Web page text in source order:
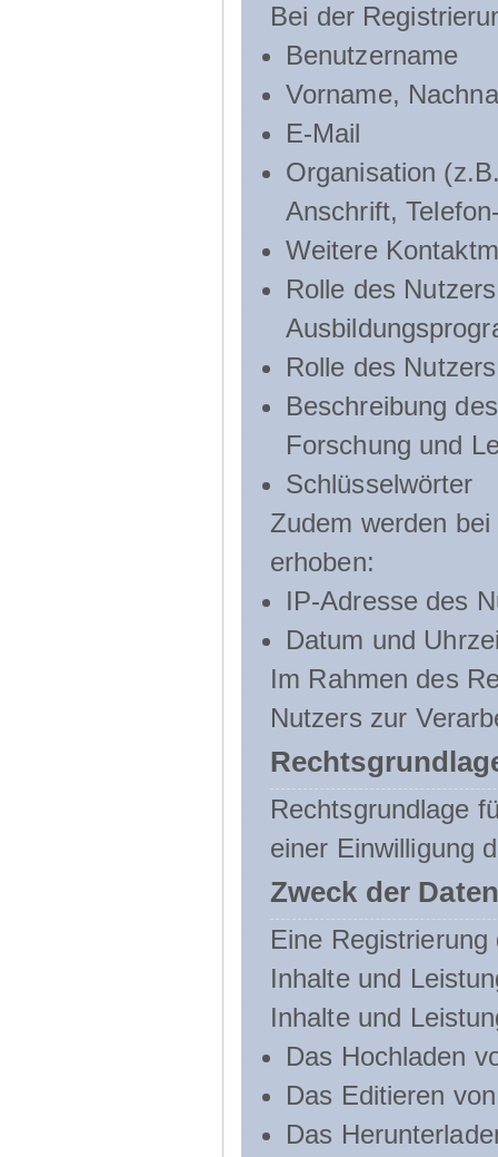
Bei der
Benutzername
Vorname,
E-Mail
Organisation
Anschrift,
Weitere
Rolle des
Rolle des
Beschreibung
Forschung und
Schlüsselwörter
Zudem werden
erhoben:
IP-Adresse des
Datum und
Im Rahmen des
Nutzers zur
Rechtsgrundlage
einer Einwilligung
Zweck der
Eine
Inhalte und
Inhalte und
Das Hochladen
Das Editieren
Das